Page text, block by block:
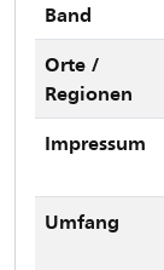
Band
Orte /
Regionen
Impressum
Umfang